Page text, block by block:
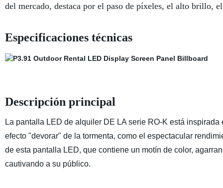
del mercado, destaca por el paso de píxeles, el alto brillo,
Especificaciones técnicas
Descripción principal
La pantalla LED de alquiler DE LA serie RO-K está inspirada
efecto "devorar" de la tormenta, como el espectacular
de esta pantalla LED, que contiene un motín de color,
cautivando a su público.